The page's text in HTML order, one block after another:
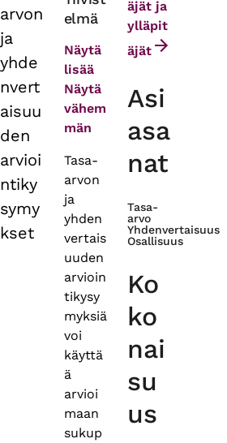
tabs
arvon
ja
yhde
nvert
aisuu
den
arvioi
ntiky
symy
kset
elmä
Näytä
lisää
Näytä
vähem
män
Tasa-
arvon
ja
yhden
vertais
uuden
arvioin
tikysy
myksiä
voi
käyttä
ä
arvioi
maan
sukup
äjät ja
ylläpit
äjät
Asi
asa
nat
Tasa-
arvo
Yhdenvertaisuus
Osallisuus
Ko
ko
nai
su
us